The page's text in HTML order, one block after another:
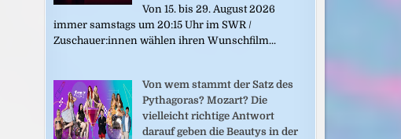
Von 15. bis 29. August 2026
immer samstags um 20:15 Uhr im SWR /
Zuschauer:innen wählen ihren Wunschfilm...
Von wem stammt der Satz des
Pythagoras? Mozart? Die
vielleicht richtige Antwort
darauf geben die Beautys in der